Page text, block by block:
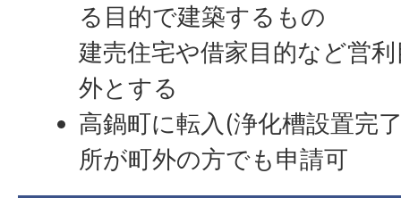
る目的で建築するもの
建売住宅や借家目的など営
外とする
高鍋町に転入(浄化槽設置完
所が町外の方でも申請可